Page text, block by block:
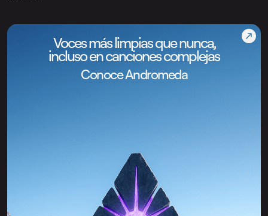
Voces más limpias que nunca,
incluso en canciones complejas
Conoce Andromeda